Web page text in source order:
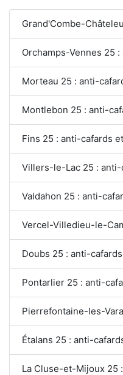
Grand'Combe-
Orchamps-Vennes 25
Morteau 25 : anti-
Montlebon 25 : anti-
Fins 25 : anti-cafards
Villers-le-Lac 25 :
Valdahon 25 : anti-
Vercel-Villedieu-le-
Doubs 25 : anti-
Pontarlier 25 : anti-
Pierrefontaine-les-
Étalans 25 : anti-
La Cluse-et-Mijoux 25